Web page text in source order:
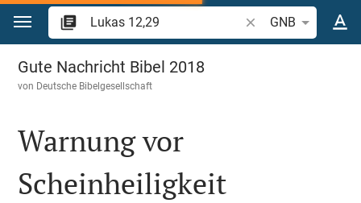
Zum Inhalt springen
Bibelstelle oder
GNB
Lukas 12
Gute Nachricht Bibel 2018
von Deutsche Bibelgesellschaft
Warnung vor
Scheinheiligkeit